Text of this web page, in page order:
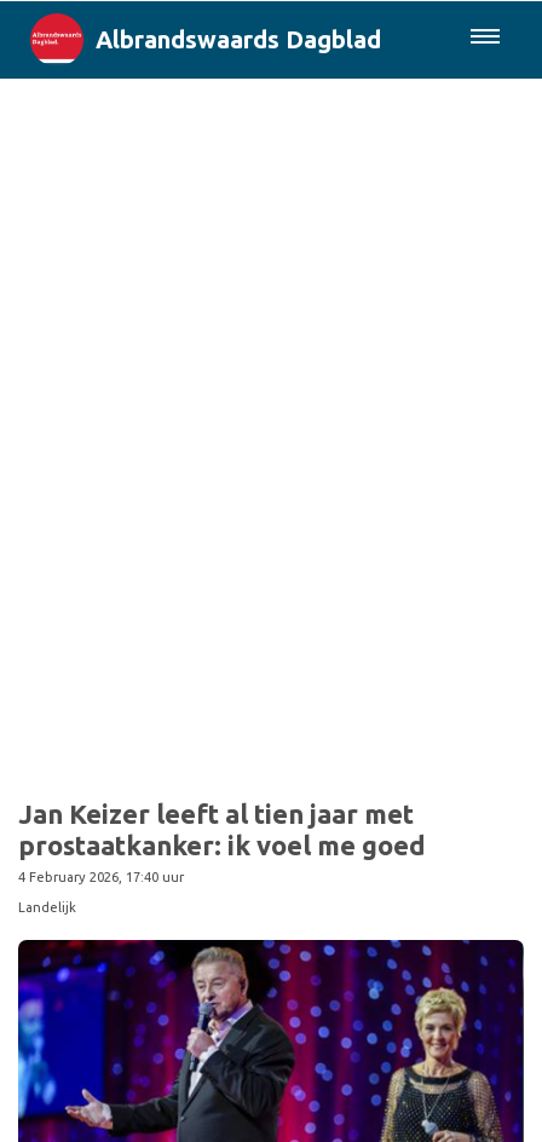
Albrandswaards Dagblad
Jan Keizer leeft al tien jaar met
prostaatkanker: ik voel me goed
4 February 2026, 17:40 uur
Landelijk